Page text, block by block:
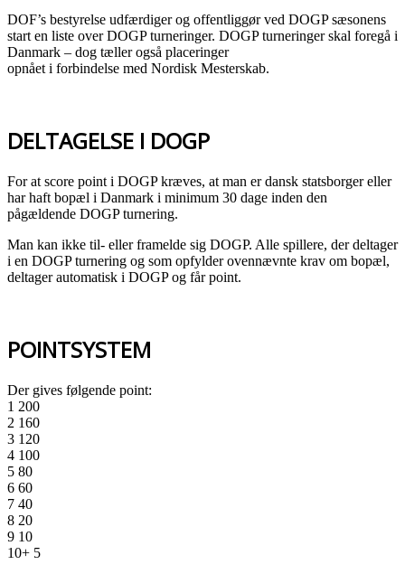
DOF’s bestyrelse udfærdiger og offentliggør ved DOGP sæsonens
start en liste over DOGP turneringer. DOGP turneringer skal foregå i
Danmark – dog tæller også placeringer
opnået i forbindelse med Nordisk Mesterskab.
DELTAGELSE I DOGP
For at score point i DOGP kræves, at man er dansk statsborger eller
har haft bopæl i Danmark i minimum 30 dage inden den
pågældende DOGP turnering.
Man kan ikke til- eller framelde sig DOGP. Alle spillere, der deltager
i en DOGP turnering og som opfylder ovennævnte krav om bopæl,
deltager automatisk i DOGP og får point.
POINTSYSTEM
Der gives følgende point:
1 200
2 160
3 120
4 100
5 80
6 60
7 40
8 20
9 10
10+ 5